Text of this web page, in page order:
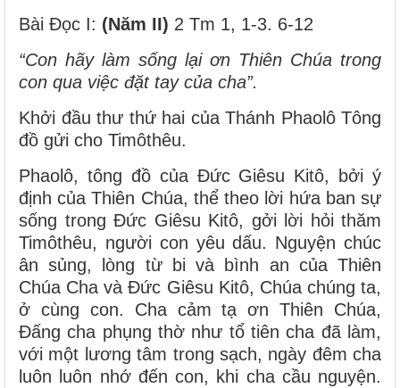
Bài Ðọc I: (Năm II) 2 Tm 1, 1-3. 6-12
“Con hãy làm sống lại ơn Thiên Chúa trong
con qua việc đặt tay của cha”.
Khởi đầu thư thứ hai của Thánh Phaolô Tông
đồ gửi cho Timôthêu.
Phaolô, tông đồ của Ðức Giêsu Kitô, bởi ý
định của Thiên Chúa, thể theo lời hứa ban sự
sống trong Ðức Giêsu Kitô, gởi lời hỏi thăm
Timôthêu, người con yêu dấu. Nguyện chúc
ân sủng, lòng từ bi và bình an của Thiên
Chúa Cha và Ðức Giêsu Kitô, Chúa chúng ta,
ở cùng con. Cha cảm tạ ơn Thiên Chúa,
Ðấng cha phụng thờ như tổ tiên cha đã làm,
với một lương tâm trong sạch, ngày đêm cha
luôn luôn nhớ đến con, khi cha cầu nguyện.